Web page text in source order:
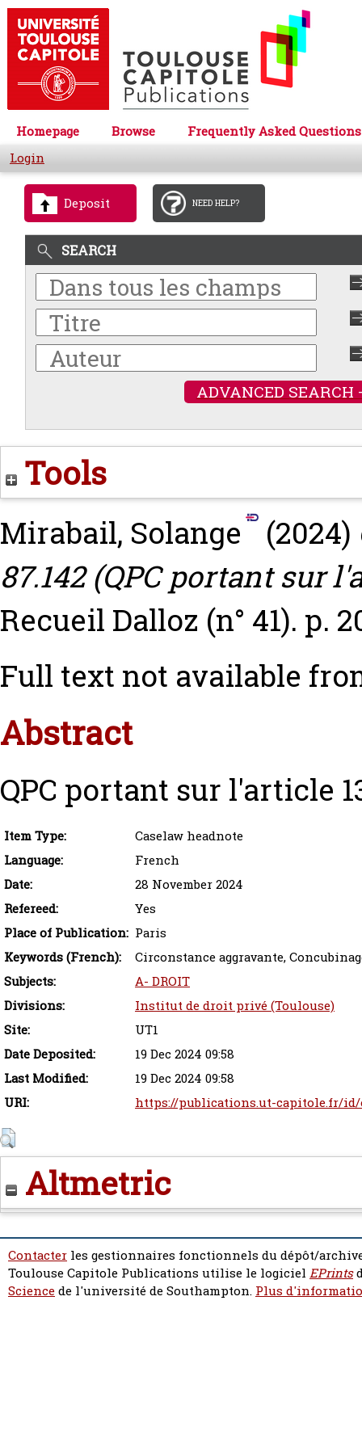
Homepage Browse
Frequently Asked Questions
Login
Deposit NEED HELP?
SEARCH
ADVANCED SEARCH
Tools
Mirabail, Solange (2024)
87.142 (QPC portant sur
Recueil Dalloz (n° 41). p.
Full text not available
Abstract
QPC portant sur l'article
Item Type:
Caselaw headnote
Language:
French
Date:
28 November 2024
Refereed:
Yes
Place of Publication: Paris
Keywords (French):
Circonstance aggravante,
Subjects:
A- DROIT
Divisions:
Institut de droit privé (Toulouse)
Site:
UT1
Date Deposited:
19 Dec 2024 09:58
Last Modified:
19 Dec 2024 09:58
URI:
https://publications.ut-capitole.fr/
Altmetric
Contacter les gestionnaires fonctionnels du dépôt/
Toulouse Capitole Publications utilise le logiciel EPrints
Sciencede l'université de Southampton. Plus